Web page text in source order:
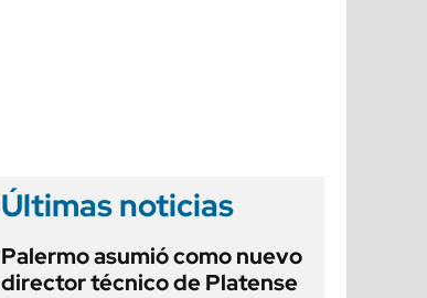
Últimas noticias
Palermo asumió como nuevo
director técnico de Platense